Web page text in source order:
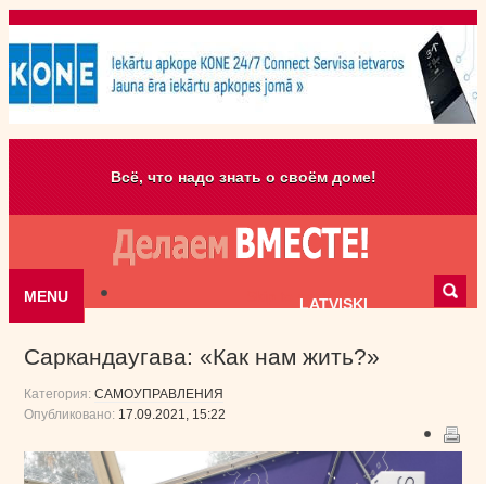
Всё, что надо знать о своём доме!
MENU LATVISKI
Skip to content
Саркандаугава: «Как нам жить?»
Категория: САМОУПРАВЛЕНИЯ
Опубликовано: 17.09.2021, 15:22